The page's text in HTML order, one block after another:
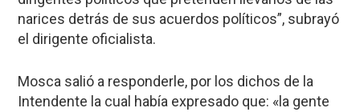
narices detrás de sus acuerdos políticos”, subrayó
el dirigente oficialista.
Mosca salió a responderle, por los dichos de la
Intendente la cual había expresado que: «la gente